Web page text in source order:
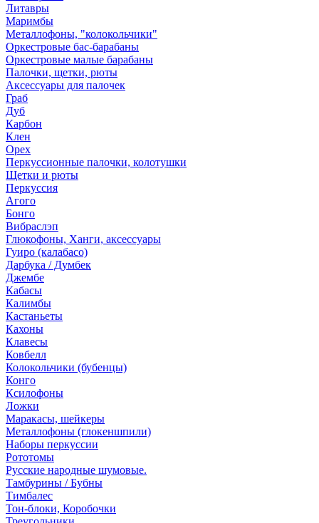
Литавры
Маримбы
Металлофоны, "колокольчики"
Оркестровые бас-барабаны
Оркестровые малые барабаны
Палочки, щетки, рюты
Аксессуары для палочек
Граб
Дуб
Карбон
Клен
Орех
Перкуссионные палочки, колотушки
Щетки и рюты
Перкуссия
Агого
Бонго
Вибраслэп
Глюкофоны, Ханги, аксессуары
Гуиро (калабасо)
Дарбука / Думбек
Джембе
Кабасы
Калимбы
Кастаньеты
Кахоны
Клавесы
Ковбелл
Колокольчики (бубенцы)
Конго
Ксилофоны
Ложки
Маракасы, шейкеры
Металлофоны (глокеншпили)
Наборы перкуссии
Рототомы
Русские народные шумовые.
Тамбурины / Бубны
Тимбалес
Тон-блоки, Коробочки